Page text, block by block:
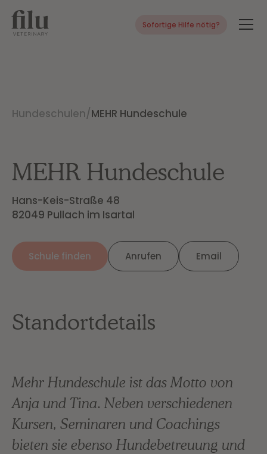
Sofortige Hilfe nötig?
Hundeschulen/MEHR Hundeschule
MEHR Hundeschule
Hans-Keis-Straße 48
82049 Pullach im Isartal
Schule finden Anrufen Email
Standortdetails
Mehr Hundeschule ist das Motto von
Anja und Tina. Neben verschiedenen
Kursen, Seminaren und Coachings
bieten sie ebenso Hundebetreuung und